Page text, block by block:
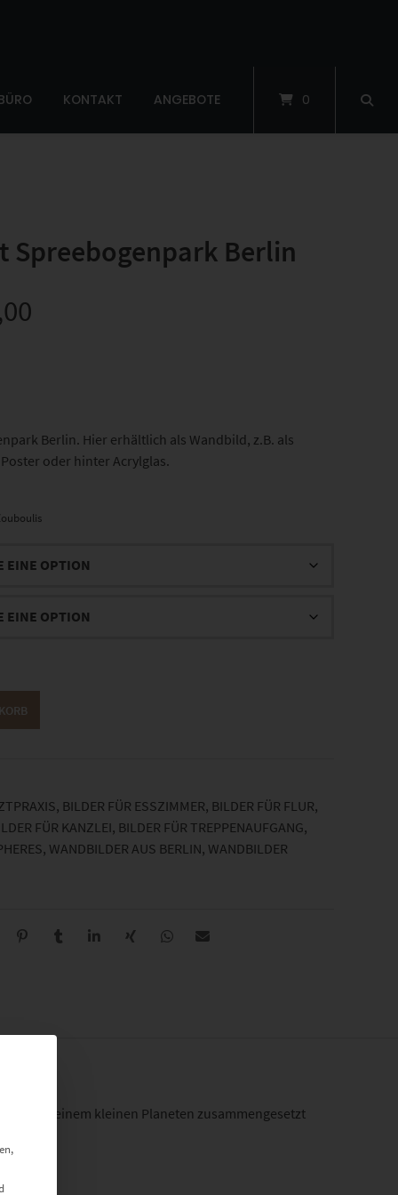
KONTAKT ANGEBOTE 0
Spreebogenpark Berlin
Berlin. Hier erhältlich als Wandbild, z.B. als
oder hinter Acrylglas.
, BILDER FÜR ESSZIMMER, BILDER FÜR FLUR,
FÜR KANZLEI, BILDER FÜR TREPPENAUFGANG,
, WANDBILDER AUS BERLIN, WANDBILDER
die zu einem kleinen Planeten zusammengesetzt